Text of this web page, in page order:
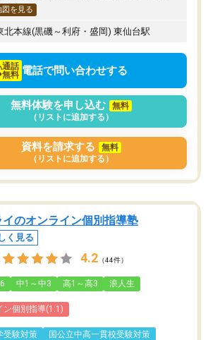
図を見る
北本線(黒磯～利府・盛岡) 東仙台駅
通話
無料 電話で問い合わせする
無料体験を申し込む
無料
（リストに追加する）
資料を請求する
無料
（リストに追加する）
イのオンライン個別指導塾
く見る
4.2 （44件）
中1～中3 高1～高3 浪人生
ン個別指導(1:1)
受験対策
国公立中高一貫校受験対策